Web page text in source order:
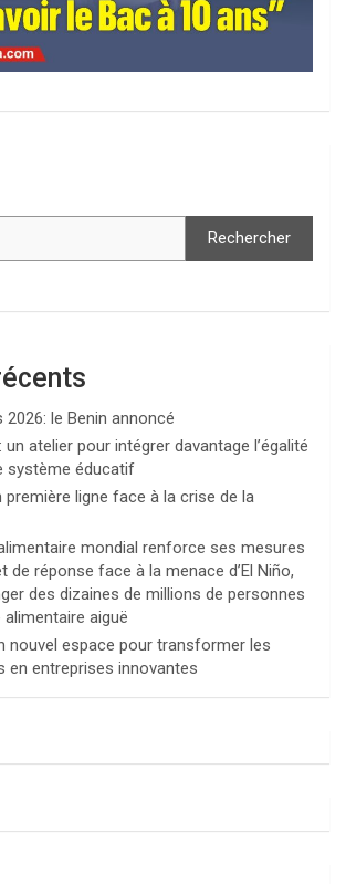
Rechercher
2026: le Benin annoncé
atelier pour intégrer davantage l’égalité
système éducatif
ligne face à la crise de la
mondial renforce ses mesures
de réponse face à la menace d’El Niño,
des dizaines de millions de personnes
alimentaire aiguë
nouvel espace pour transformer les
en entreprises innovantes